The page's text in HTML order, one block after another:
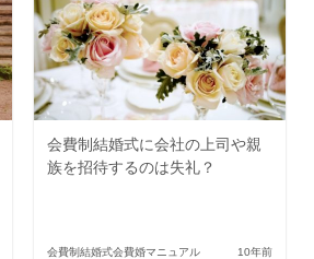
会費制結婚式に会社の上司や親
族を招待するのは失礼？
会費制結婚式会費婚マニュアル 10年前